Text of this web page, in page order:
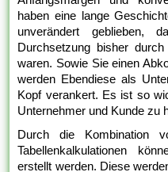
haben eine lange
unverändert geblieben,
Durchsetzung bisher
waren. Sowie Sie einen
werden Ebendiese als
Kopf verankert. Es ist so
Unternehmer und Kunde zu
Durch die Kombination
Tabellenkalkulationen
erstellt werden. Diese